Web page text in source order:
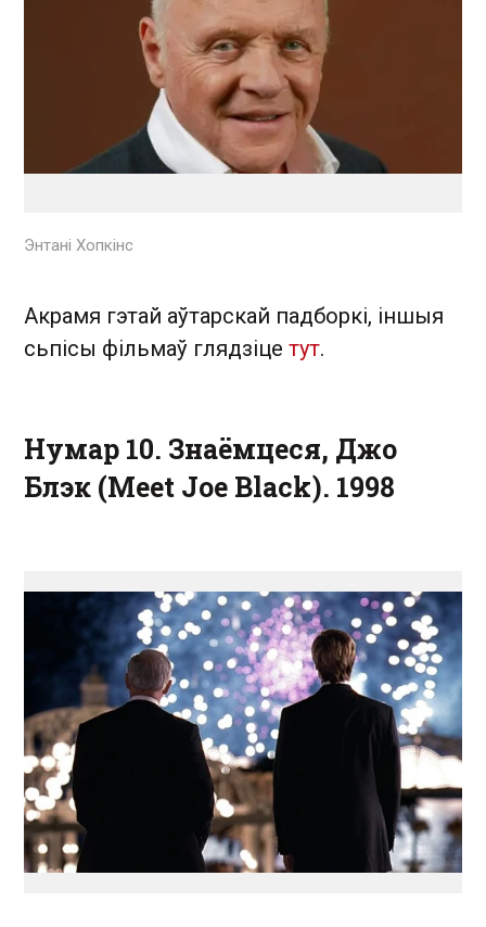
Энтані Хопкінс
Акрамя гэтай аўтарскай падборкі, іншыя
сьпісы фільмаў глядзіце тут.
Нумар 10. Знаёмцеся, Джо
Блэк (Meet Joe Black). 1998